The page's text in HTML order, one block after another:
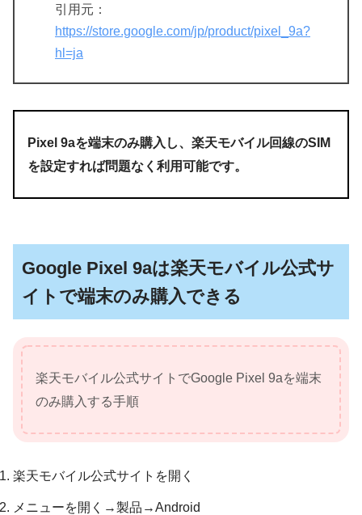
引用元：
https://store.google.com/jp/product/pixel_9a?
hl=ja
Pixel 9aを端末のみ購入し、楽天モバイル回線のSIM
を設定すれば問題なく利用可能です。
Google Pixel 9aは楽天モバイル公式サ
イトで端末のみ購入できる
楽天モバイル公式サイトでGoogle Pixel 9aを端末
のみ購入する手順
楽天モバイル公式サイトを開く
メニューを開く→製品→Android